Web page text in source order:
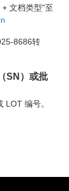
文档类型"至
8686转
SN）或批
LOT 编号。